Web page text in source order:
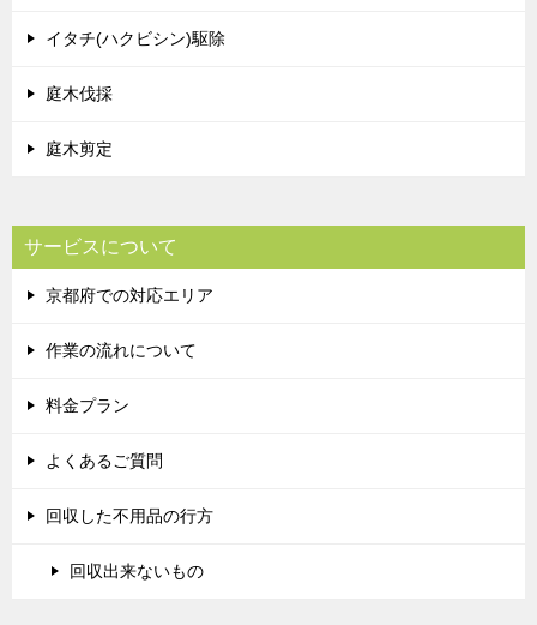
イタチ(ハクビシン)駆除
庭木伐採
庭木剪定
サービスについて
京都府での対応エリア
作業の流れについて
料金プラン
よくあるご質問
回収した不用品の行方
回収出来ないもの